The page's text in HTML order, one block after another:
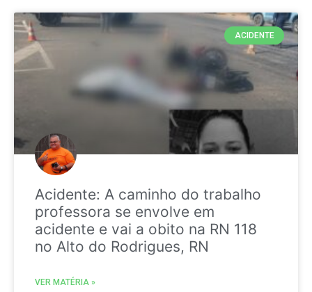
ACIDENTE
Acidente: A caminho do trabalho
professora se envolve em
acidente e vai a obito na RN 118
no Alto do Rodrigues, RN
VER MATÉRIA »